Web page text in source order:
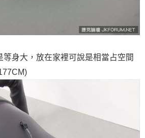
等身大，放在家裡可說是相當占空間